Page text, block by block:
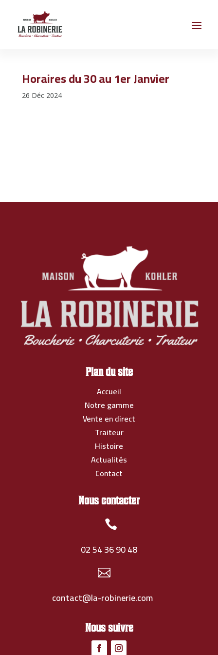
Horaires du 30 au 1er Janvier
26 Déc 2024
Plan du site
Accueil
Notre gamme
Vente en direct
Traiteur
Histoire
Actualités
Contact
Nous contacter

02 54 36 90 48

contact@la-robinerie.com
Nous suivre